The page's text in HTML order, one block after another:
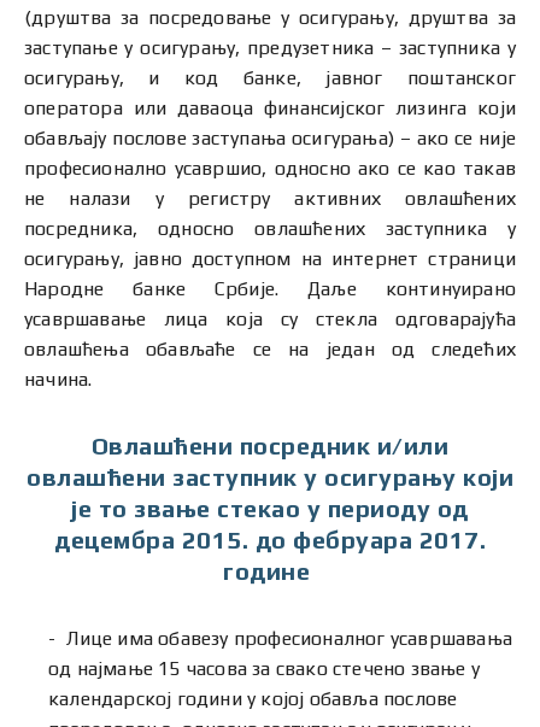
(друштва за посредовање у осигурању, друштва за
заступање у осигурању, предузетника – заступника у
осигурању, и код банке, јавног поштанског
оператора или даваоца финансијског лизинга који
обављају послове заступања осигурања) – ако се није
професионално усавршио, односно ако се као такав
не налази у регистру активних овлашћених
посредника, односно овлашћених заступника у
осигурању, јавно доступном на интернет страници
Народне банке Србије. Даље континуирано
усавршавање лица која су стекла одговарајућа
овлашћења обављаће се на један од следећих
начина.
Овлашћени посредник и/или
овлашћени заступник у осигурању који
је то звање стекао у периоду од
децембра 2015. до фебруара 2017.
године
Лице има обавезу професионалног усавршавања
од најмање 15 часова за свако стечено звање у
календарској години у којој обавља послове